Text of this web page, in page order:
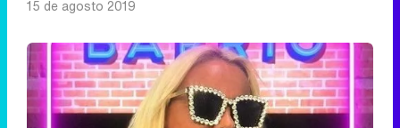
15 de agosto 2019